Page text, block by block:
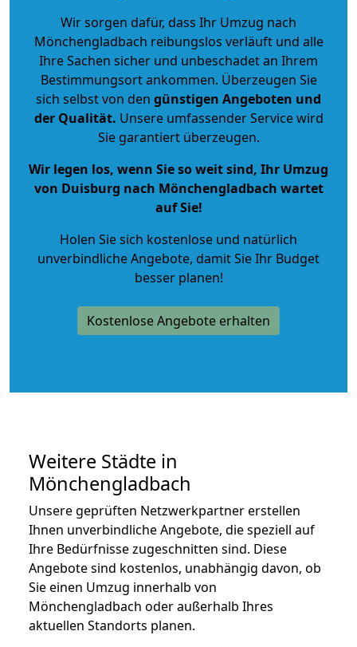
Wir sorgen dafür, dass Ihr Umzug nach
Mönchengladbach reibungslos verläuft und alle
Ihre Sachen sicher und unbeschadet an Ihrem
Bestimmungsort ankommen. Überzeugen Sie
sich selbst von den günstigen Angeboten und
der Qualität. Unsere umfassender Service wird
Sie garantiert überzeugen.
Wir legen los, wenn Sie so weit sind, Ihr Umzug
von Duisburg nach Mönchengladbach wartet
auf Sie!
Holen Sie sich kostenlose und natürlich
unverbindliche Angebote, damit Sie Ihr Budget
besser planen!
Kostenlose Angebote erhalten
Weitere Städte in
Mönchengladbach
Unsere geprüften Netzwerkpartner erstellen
Ihnen unverbindliche Angebote, die speziell auf
Ihre Bedürfnisse zugeschnitten sind. Diese
Angebote sind kostenlos, unabhängig davon, ob
Sie einen Umzug innerhalb von
Mönchengladbach oder außerhalb Ihres
aktuellen Standorts planen.